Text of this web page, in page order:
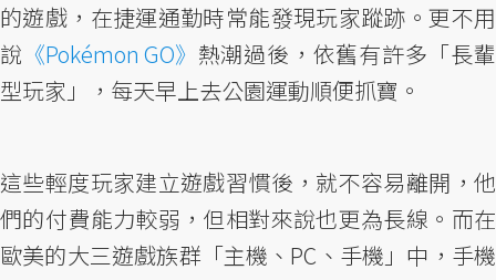
的遊戲，在捷運通勤時常能發現玩家蹤跡。更不用
說 《Pokémon GO》 熱潮過後，依舊有許多「長輩
型玩家」，每天早上去公園運動順便抓寶。
這些輕度玩家建立遊戲習慣後，就不容易離開，他
們的付費能力較弱，但相對來說也更為長線。而在
歐美的大三遊戲族群「主機、PC、手機」中，手機